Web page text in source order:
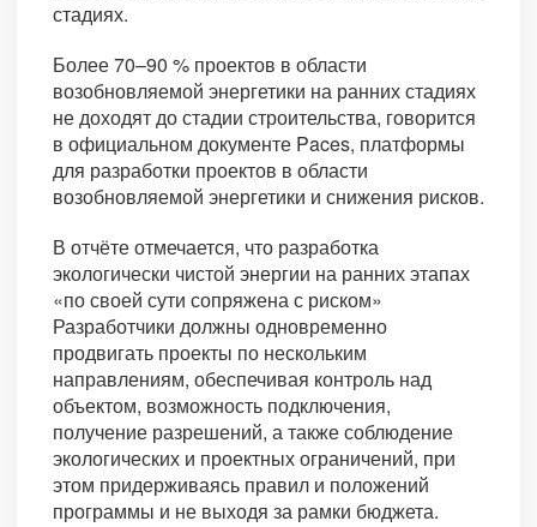
стадиях.
Более 70–90 % проектов в области
возобновляемой энергетики на ранних стадиях
не доходят до стадии строительства, говорится
в официальном документе Paces, платформы
для разработки проектов в области
возобновляемой энергетики и снижения рисков.
В отчёте отмечается, что разработка
экологически чистой энергии на ранних этапах
«по своей сути сопряжена с риском»
Разработчики должны одновременно
продвигать проекты по нескольким
направлениям, обеспечивая контроль над
объектом, возможность подключения,
получение разрешений, а также соблюдение
экологических и проектных ограничений, при
этом придерживаясь правил и положений
программы и не выходя за рамки бюджета.